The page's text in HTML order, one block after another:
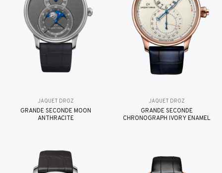
JAQUET DROZ
GRANDE SECONDE MOON
ANTHRACITE
JAQUET DROZ
GRANDE SECONDE
CHRONOGRAPH IVORY ENAMEL